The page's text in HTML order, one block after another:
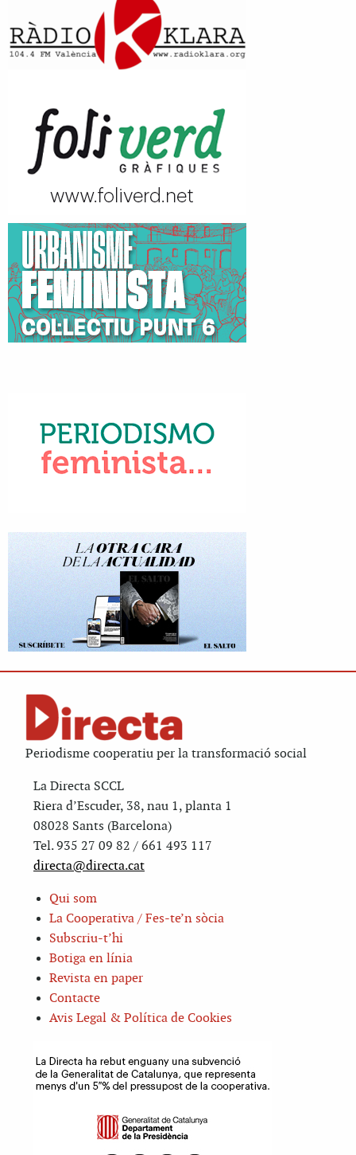
Periodisme cooperatiu per la transformació social
La Directa SCCL
Riera d’Escuder, 38, nau 1, planta 1
08028 Sants (Barcelona)
Tel. 935 27 09 82 / 661 493 117
directa@directa.cat
Qui som
La Cooperativa / Fes-te’n sòcia
Subscriu-t’hi
Botiga en línia
Revista en paper
Contacte
Avis Legal & Política de Cookies